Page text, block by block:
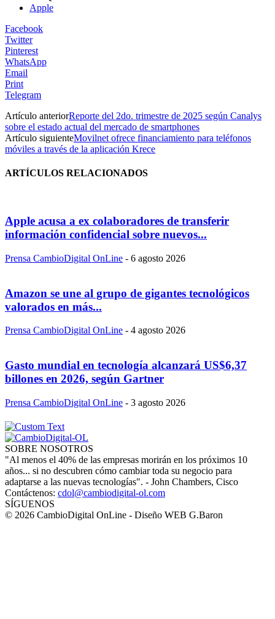
Apple
Facebook
Twitter
Pinterest
WhatsApp
Email
Print
Telegram
Artículo anteriorReporte del 2do. trimestre de 2025 según Canalys
sobre el estado actual del mercado de smartphones
Artículo siguienteMovilnet ofrece financiamiento para teléfonos
móviles a través de la aplicación Krece
ARTÍCULOS RELACIONADOS
Apple acusa a ex colaboradores de transferir
información confidencial sobre nuevos...
Prensa CambioDigital OnLine - 6 agosto 2026
Amazon se une al grupo de gigantes tecnológicos
valorados en más...
Prensa CambioDigital OnLine - 4 agosto 2026
Gasto mundial en tecnología alcanzará US$6,37
billones en 2026, según Gartner
Prensa CambioDigital OnLine - 3 agosto 2026
SOBRE NOSOTROS
"Al menos el 40% de las empresas morirán en los próximos 10
años... si no descubren cómo cambiar toda su negocio para
adaptarse a las nuevas tecnologías". - John Chambers, Cisco
Contáctenos: cdol@cambiodigital-ol.com
SÍGUENOS
© 2026 CambioDigital OnLine - Diseño WEB G.Baron